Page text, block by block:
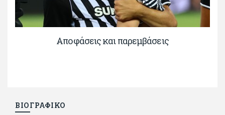
Αποφάσεις και παρεμβάσεις
ΒΙΟΓΡΑΦΙΚΟ